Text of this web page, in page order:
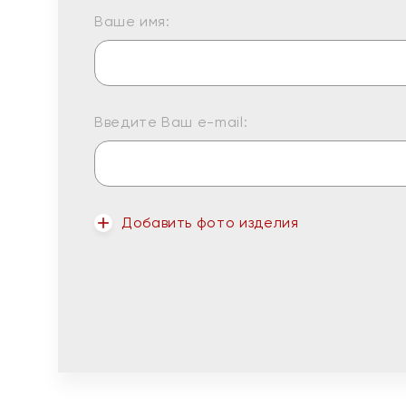
Ваше имя:
Введите Ваш e-mail:
Добавить фото изделия